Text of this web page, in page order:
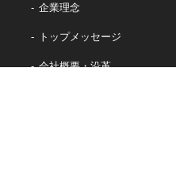
企業理念
トップメッセージ
会社概要・沿革